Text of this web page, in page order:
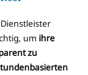
um ihre
zu